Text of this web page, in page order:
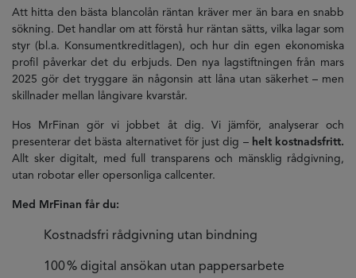
Att hitta den bästa blancolån räntan kräver mer än bara en snabb
sökning. Det handlar om att förstå hur räntan sätts, vilka lagar som
styr (bl.a. Konsumentkreditlagen), och hur din egen ekonomiska
profil påverkar det du erbjuds. Den nya lagstiftningen från mars
2025 gör det tryggare än någonsin att låna utan säkerhet – men
skillnader mellan långivare kvarstår.
Hos MrFinan gör vi jobbet åt dig. Vi jämför, analyserar och
presenterar det bästa alternativet för just dig – helt kostnadsfritt.
Allt sker digitalt, med full transparens och mänsklig rådgivning,
utan robotar eller opersonliga callcenter.
Med MrFinan får du:
Kostnadsfri rådgivning utan bindning
100 % digital ansökan utan pappersarbete